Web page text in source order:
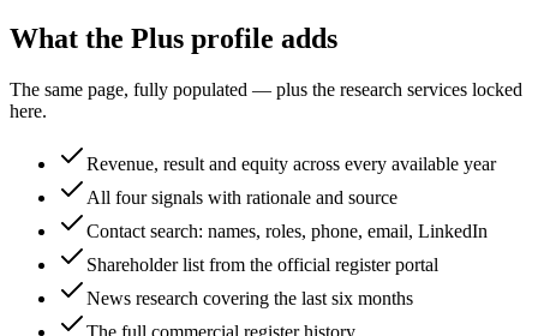
What the Plus profile adds
The same page, fully populated — plus the research services locked
here.
Revenue, result and equity across every available year
All four signals with rationale and source
Contact search: names, roles, phone, email, LinkedIn
Shareholder list from the official register portal
News research covering the last six months
The full commercial register history